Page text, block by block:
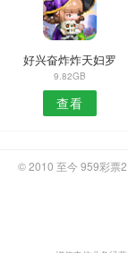
好兴奋炸炸天妇罗
9.82GB
查看
© 2010 至今 959彩票